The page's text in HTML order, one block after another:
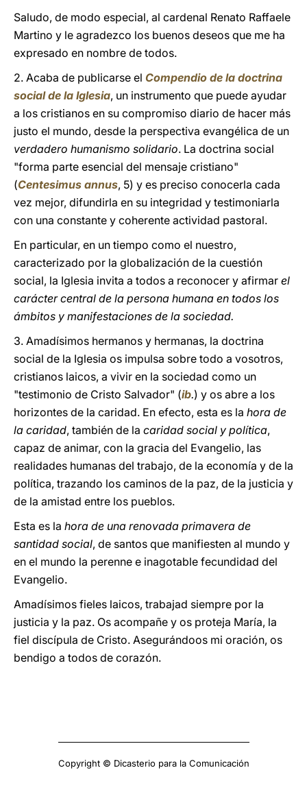
Saludo, de modo especial, al cardenal Renato Raffaele
Martino y le agradezco los buenos deseos que me ha
expresado en nombre de todos.
2. Acaba de publicarse el Compendio de la doctrina
social de la Iglesia, un instrumento que puede ayudar
a los cristianos en su compromiso diario de hacer más
justo el mundo, desde la perspectiva evangélica de un
verdadero humanismo solidario. La doctrina social
"forma parte esencial del mensaje cristiano"
(Centesimus annus, 5) y es preciso conocerla cada
vez mejor, difundirla en su integridad y testimoniarla
con una constante y coherente actividad pastoral.
En particular, en un tiempo como el nuestro,
caracterizado por la globalización de la cuestión
social, la Iglesia invita a todos a reconocer y afirmar el
carácter central de la persona humana en todos los
ámbitos y manifestaciones de la sociedad.
3. Amadísimos hermanos y hermanas, la doctrina
social de la Iglesia os impulsa sobre todo a vosotros,
cristianos laicos, a vivir en la sociedad como un
"testimonio de Cristo Salvador" (ib.) y os abre a los
horizontes de la caridad. En efecto, esta es la hora de
la caridad, también de la caridad social y política,
capaz de animar, con la gracia del Evangelio, las
realidades humanas del trabajo, de la economía y de la
política, trazando los caminos de la paz, de la justicia y
de la amistad entre los pueblos.
Esta es la hora de una renovada primavera de
santidad social, de santos que manifiesten al mundo y
en el mundo la perenne e inagotable fecundidad del
Evangelio.
Amadísimos fieles laicos, trabajad siempre por la
justicia y la paz. Os acompañe y os proteja María, la
fiel discípula de Cristo. Asegurándoos mi oración, os
bendigo a todos de corazón.
Copyright © Dicasterio para la Comunicación